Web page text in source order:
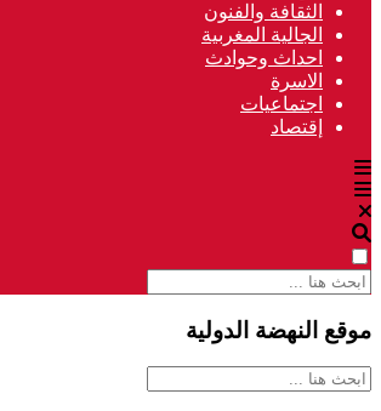
الثقافة والفنون
الجالية المغربية
احداث وحوادث
الاسرة
اجتماعيات
إقتصاد
موقع النهضة الدولية